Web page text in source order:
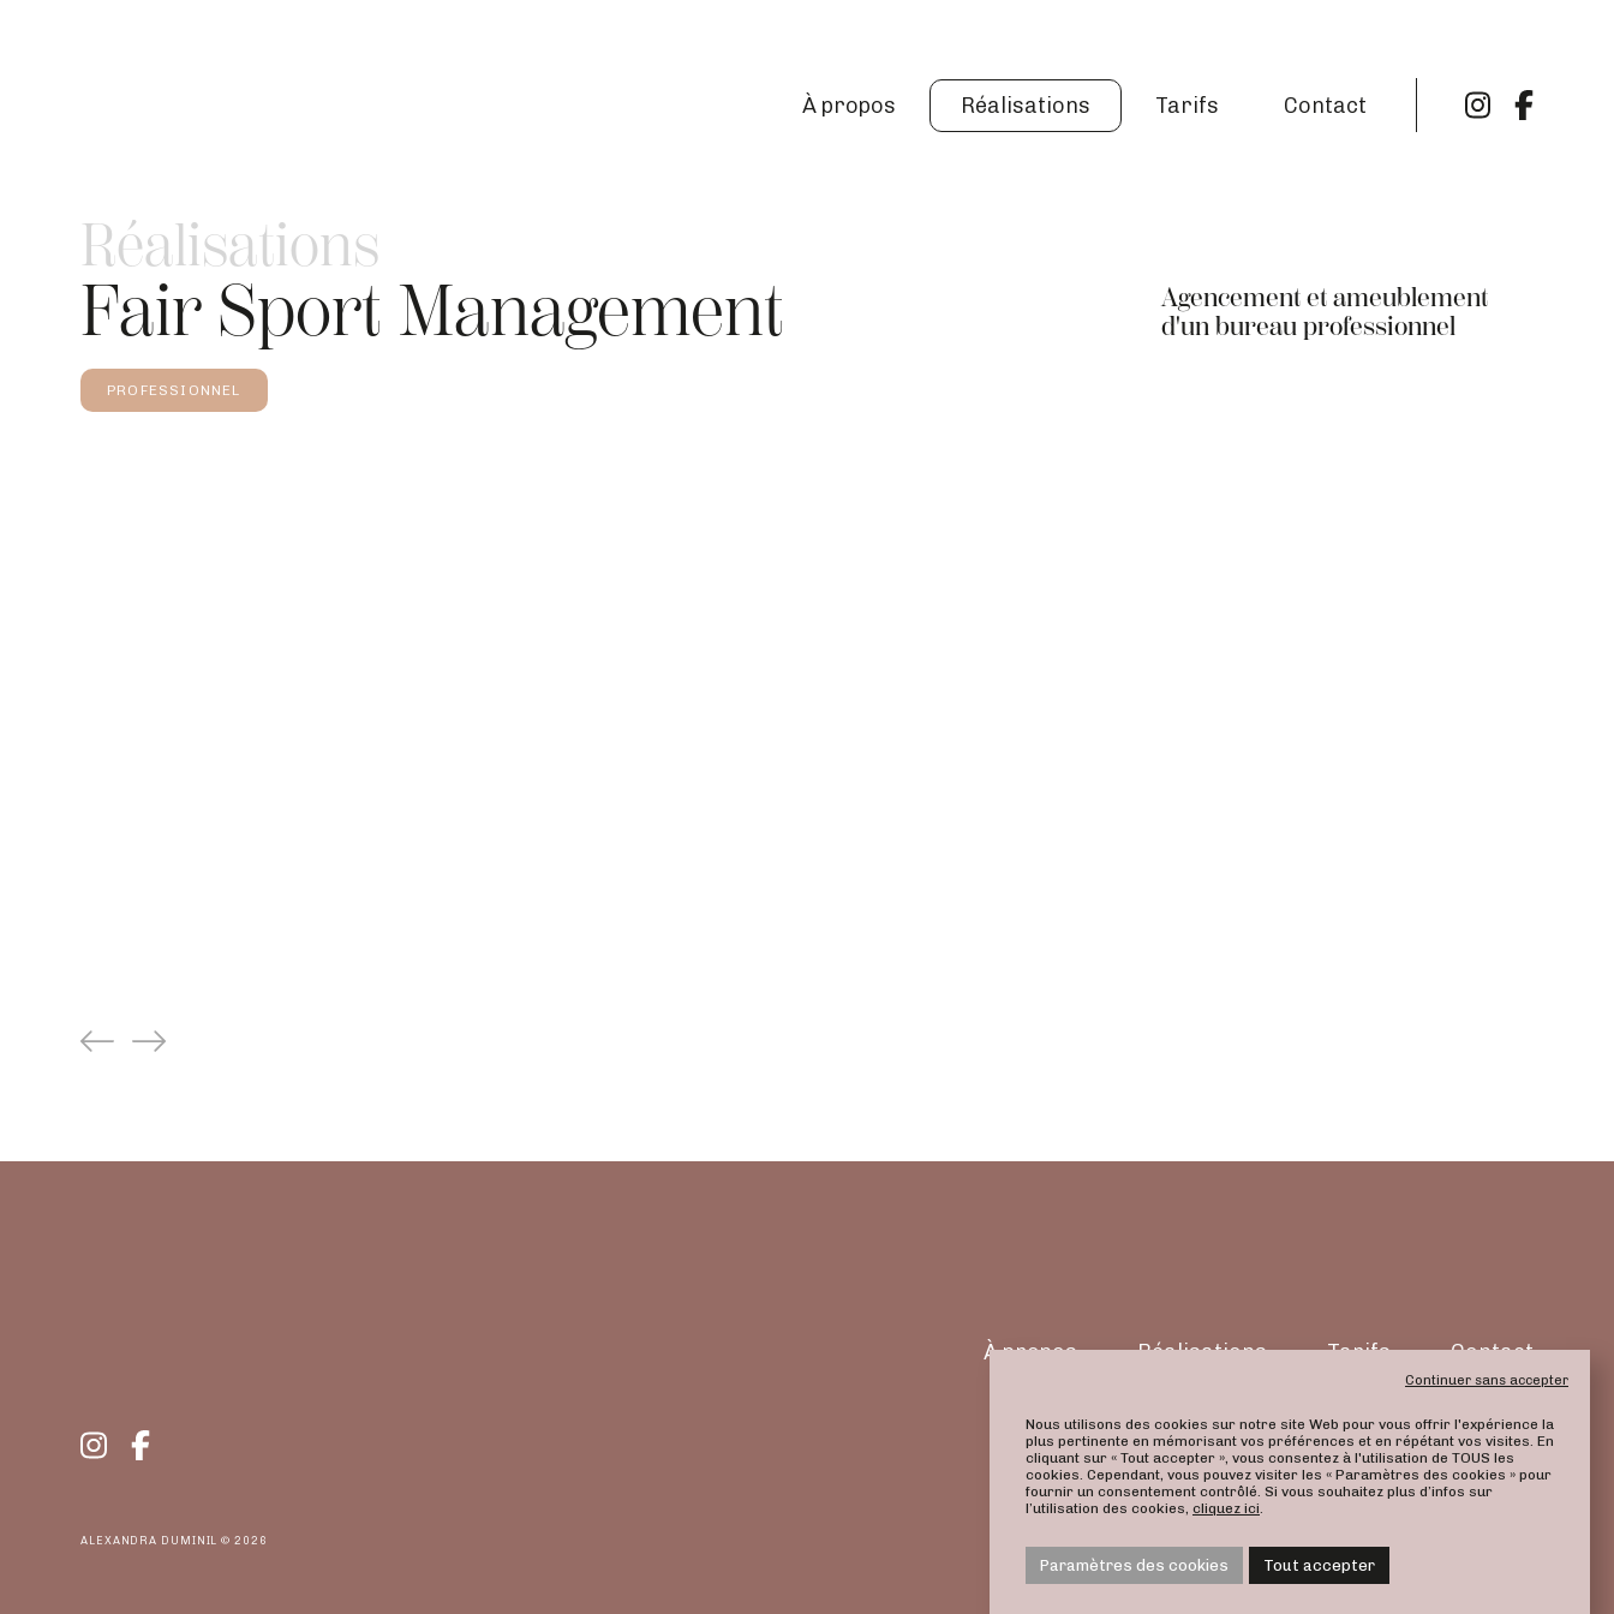
À propos Réalisations Tarifs Contact
Réalisations
Fair Sport Management
PROFESSIONNEL
Agencement et ameublement
d'un bureau professionnel
À propos Réalisations Tarifs Contact
ALEXANDRA DUMINIL © 2026
Nous utilisons des cookies sur notre site Web pour vous offrir l'expérience la
plus pertinente en mémorisant vos préférences et en répétant vos visites. En
cliquant sur « Tout accepter », vous consentez à l'utilisation de TOUS les
cookies. Cependant, vous pouvez visiter les « Paramètres des cookies » pour
fournir un consentement contrôlé. Si vous souhaitez plus d’infos sur
l’utilisation des cookies, cliquez ici.
Continuer sans accepter
Paramètres des cookies Tout accepter